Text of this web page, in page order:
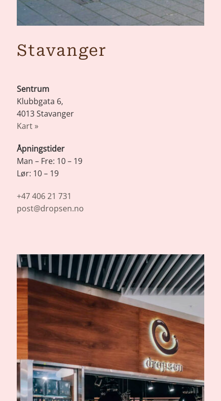
Stavanger
Sentrum
Klubbgata 6,
4013 Stavanger
Kart »
Åpningstider
Man – Fre: 10 – 19
Lør: 10 – 19
+47 406 21 731
post@dropsen.no